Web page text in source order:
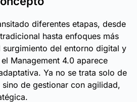
diferentes etapas, desde
hasta enfoques más
del entorno digital y
Management 4.0 aparece
Ya no se trata solo de
de gestionar con agilidad,